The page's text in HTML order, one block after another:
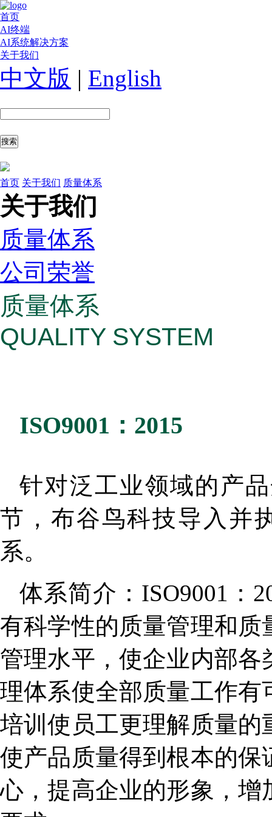
首页
AI终端
AI系统解决方案
关于我们
中文版 | English
首页 关于我们 质量体系
关于我们
质量体系
公司荣誉
质量体系
QUALITY SYSTEM
ISO9001：2015
针对泛工业领域的产
节，布谷鸟科技导入并
系。
体系简介：ISO9001：
有科学性的质量管理和
管理水平，使企业内部
理体系使全部质量工作
培训使员工更理解质量
使产品质量得到根本的
心，提高企业的形象，